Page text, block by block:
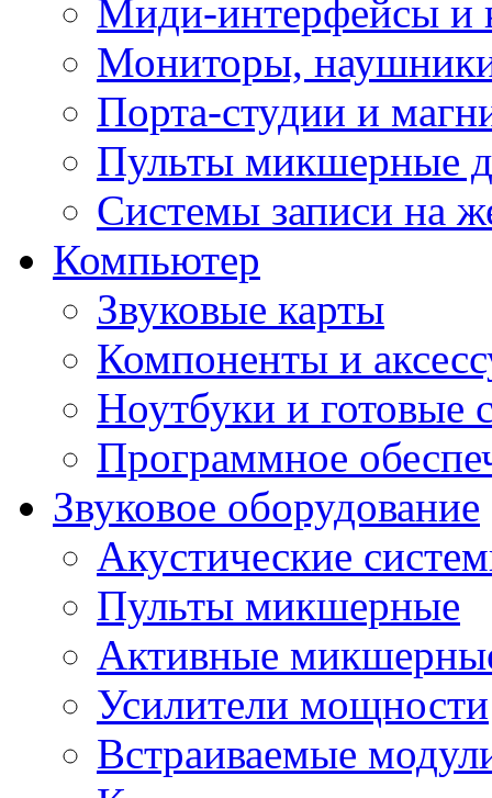
Миди-интерфейсы и
Мониторы,
Порта-студии и
Пульты микшерные
Системы записи на
Компьютер
Звуковые карты
Компоненты и
Ноутбуки и готовые
Программное
Звуковое оборудование
Акустические
Пульты микшерные
Активные
Усилители мощности
Встраиваемые